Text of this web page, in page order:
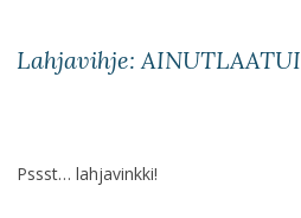
Lahjavihje:
Pssst… lahjavinkki!